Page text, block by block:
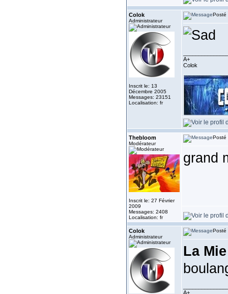
Colok
Administrateur
Inscrit le: 13
Décembre 2005
Messages: 23151
Localisation: fr
Posté
A+
Colok
Thebloom
Modérateur
Inscrit le: 27 Février
2009
Messages: 2408
Localisation: fr
Posté
grand
Colok
Administrateur
Posté
La
A+